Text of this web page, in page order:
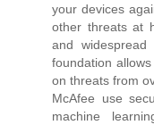
your devices
other threats at
and
foundation
on threats from
McAfee use
machine